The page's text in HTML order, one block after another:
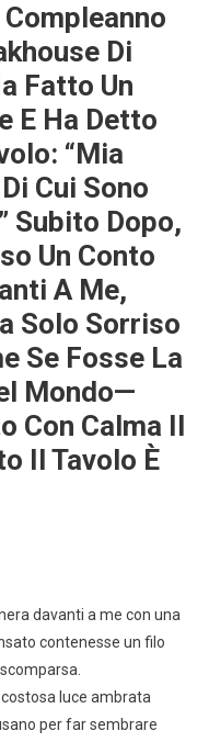
Compleanno
Di
Fatto Un
E Ha Detto
“Mia
Cui Sono
Subito Dopo,
Un Conto
A Me,
Solo Sorriso
Se Fosse La
Mondo—
Con Calma Il
Il Tavolo È
davanti a me con una
contenesse un filo
luce ambrata
per far sembrare